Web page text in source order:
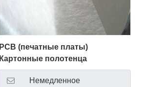
PCB (печатные платы)
Картонные полотенца
Немедленное